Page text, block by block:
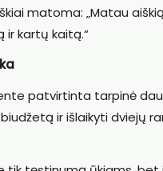
matoma: „Matau
ir kartų kaitą.“
patvirtinta tarpinė
ir išlaikyti dviejų